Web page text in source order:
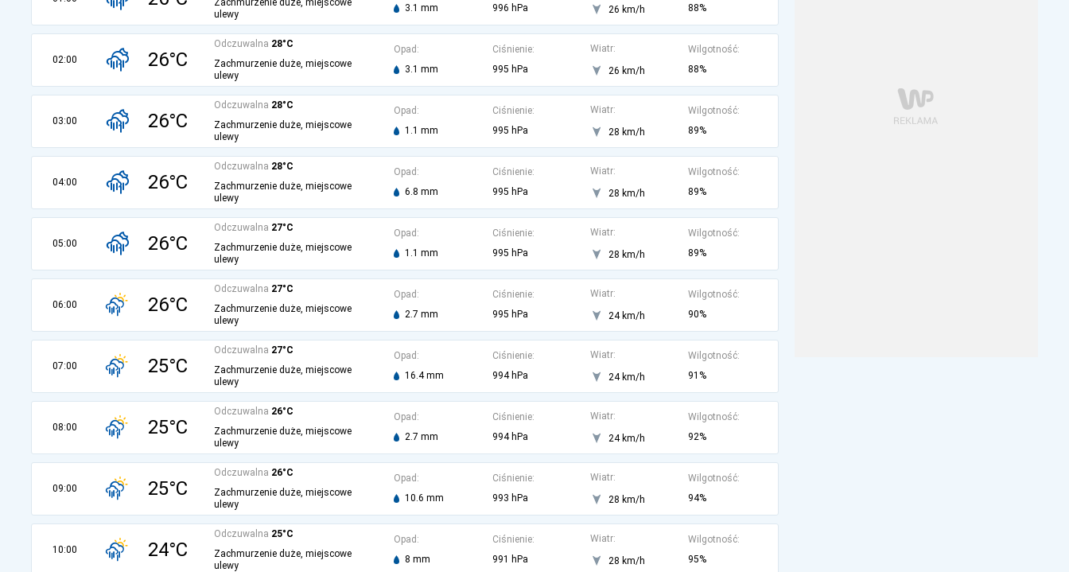
Zachmurzenie duże, miejscowe
ulewy
3.1 mm
996 hPa
26 km/h
88%
02:00 26°C
Odczuwalna 28°C
Zachmurzenie duże, miejscowe
ulewy
Opad:
3.1 mm
Ciśnienie:
995 hPa
Wiatr:
26 km/h
Wilgotność:
88%
03:00 26°C
Odczuwalna 28°C
Zachmurzenie duże, miejscowe
ulewy
Opad:
1.1 mm
Ciśnienie:
995 hPa
Wiatr:
28 km/h
Wilgotność:
89%
04:00 26°C
Odczuwalna 28°C
Zachmurzenie duże, miejscowe
ulewy
Opad:
6.8 mm
Ciśnienie:
995 hPa
Wiatr:
28 km/h
Wilgotność:
89%
05:00 26°C
Odczuwalna 27°C
Zachmurzenie duże, miejscowe
ulewy
Opad:
1.1 mm
Ciśnienie:
995 hPa
Wiatr:
28 km/h
Wilgotność:
89%
06:00 26°C
Odczuwalna 27°C
Zachmurzenie duże, miejscowe
ulewy
Opad:
2.7 mm
Ciśnienie:
995 hPa
Wiatr:
24 km/h
Wilgotność:
90%
07:00 25°C
Odczuwalna 27°C
Zachmurzenie duże, miejscowe
ulewy
Opad:
16.4 mm
Ciśnienie:
994 hPa
Wiatr:
24 km/h
Wilgotność:
91%
08:00 25°C
Odczuwalna 26°C
Zachmurzenie duże, miejscowe
ulewy
Opad:
2.7 mm
Ciśnienie:
994 hPa
Wiatr:
24 km/h
Wilgotność:
92%
09:00 25°C
Odczuwalna 26°C
Zachmurzenie duże, miejscowe
ulewy
Opad:
10.6 mm
Ciśnienie:
993 hPa
Wiatr:
28 km/h
Wilgotność:
94%
10:00 24°C
Odczuwalna 25°C
Zachmurzenie duże, miejscowe
ulewy
Opad:
8 mm
Ciśnienie:
991 hPa
Wiatr:
28 km/h
Wilgotność:
95%